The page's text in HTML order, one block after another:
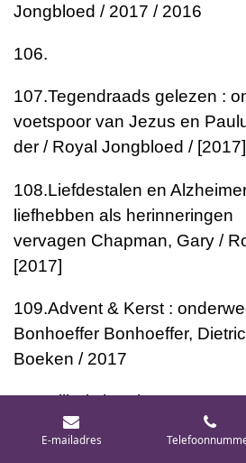
Jongbloed / 2017 / 2016
106.
107.Tegendraads gelezen :
voetspoor van Jezus en
der / Royal Jongbloed / [2017]
108.Liefdestalen en
liefhebben als herinneringen
vervagen Chapman, Gary /
[2017]
109.Advent & Kerst :
Bonhoeffer Bonhoeffer,
Boeken / 2017
110.Bijbel : herziene
Herziening StatenVertaling /
E-mailadres